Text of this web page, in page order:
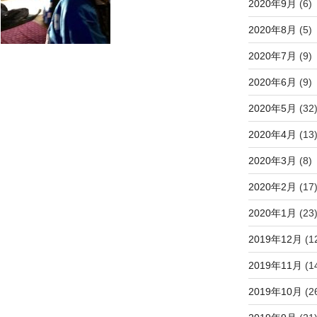
2020年9月 (6)
2020年8月 (5)
2020年7月 (9)
2020年6月 (9)
2020年5月 (32)
2020年4月 (13)
2020年3月 (8)
2020年2月 (17)
2020年1月 (23)
2019年12月
2019年11月
2019年10月